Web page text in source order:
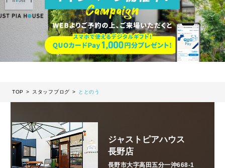
TOP スタッフブログ ととのう
ジャストピアハウス
長野店
長野市大字高田五分一沖668-1